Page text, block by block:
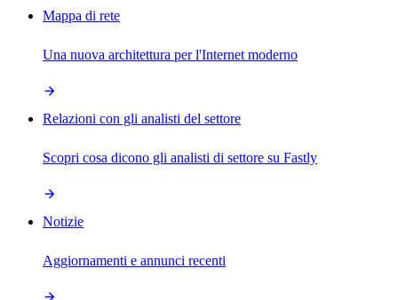
Mappa di rete
Una nuova architettura per l'Internet moderno
Relazioni con gli analisti del settore
Scopri cosa dicono gli analisti di settore su Fastly
Notizie
Aggiornamenti e annunci recenti